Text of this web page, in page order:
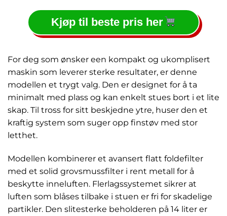
Kjøp til beste pris her
For deg som ønsker een kompakt og ukomplisert
maskin som leverer sterke resultater, er denne
modellen et trygt valg. Den er designet for å ta
minimalt med plass og kan enkelt stues bort i et lite
skap. Til tross for sitt beskjedne ytre, huser den et
kraftig system som suger opp finstøv med stor
letthet.
Modellen kombinerer et avansert flatt foldefilter
med et solid grovsmussfilter i rent metall for å
beskytte inneluften. Flerlagssystemet sikrer at
luften som blåses tilbake i stuen er fri for skadelige
partikler. Den slitesterke beholderen på 14 liter er